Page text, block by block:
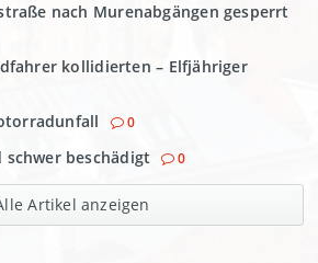
nach Murenabgängen gesperrt
kollidierten – Elfjähriger
0
schwer beschädigt 0
Artikel anzeigen